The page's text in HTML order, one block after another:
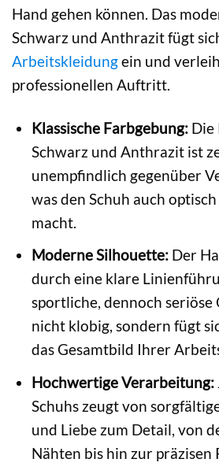
Hand gehen können. Das
Schwarz und Anthrazit fügt
Arbeitskleidungein und
professionellen Auftritt.
Klassische Farbgebung:Die
Schwarz und Anthrazit ist
unempfindlich gegenüber
was den Schuh auch
macht.
Moderne Silhouette:Der
durch eine klare
sportliche, dennoch
nicht klobig, sondern fügt
das Gesamtbild Ihrer
Hochwertige Verarbeitung:
Schuhs zeugt von
und Liebe zum Detail, von
Nähten bis hin zur präzisen